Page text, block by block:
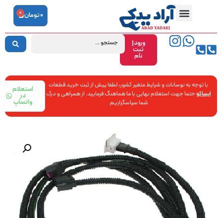
ورود|
ثبت
نام
0تومان 0
با توجه به نوسانات و شرایط متغیر کشور، لطفا پیش از ثبت خرید قطعات
ایساکوحتما جهت استعلام نهایی با ما هماهنگ فرمایید. از همراهی و درک
شما سپاسگزاریم.
استعلام
در
واتساپ